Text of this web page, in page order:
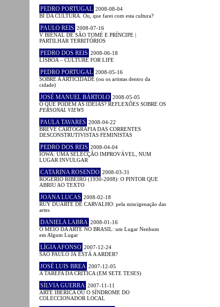
PEDRO PORTUGAL 2008-08-04
BI DA CULTURA. Ou, que farei com esta cultura?
PAULO REIS 2008-07-16
V BIENAL DE SÃO TOMÉ E PRÍNCIPE |
PARTILHAR TERRITÓRIOS
PEDRO DOS REIS 2008-06-18
LISBOA – CULTURE FOR LIFE
PEDRO PORTUGAL 2008-05-16
SOBRE A ARTICIDADE (ou os artistas dentro da
cidade)
JOSÉ MANUEL BÁRTOLO 2008-05-05
O QUE PODEM AS IDEIAS? REFLEXÕES SOBRE OS
PERSONAL VIEWS
PAULA TAVARES 2008-04-22
BREVE CARTOGRAFIA DAS CORRENTES
DESCONSTRUTIVISTAS FEMINISTAS
PEDRO DOS REIS 2008-04-04
IOWA: UMA SELECÇÃO IMPROVÁVEL, NUM
LUGAR INVULGAR
CATARINA ROSENDO 2008-03-31
ROGÉRIO RIBEIRO (1930-2008): O PINTOR QUE
ABRIU AO TEXTO
JOANA LUCAS 2008-02-18
RUY DUARTE DE CARVALHO: pela miscigenação das
artes
DANIELA LABRA 2008-01-16
O MEIO DA ARTE NO BRASIL: um Lugar Nenhum
em Algum Lugar
LÍGIA AFONSO 2007-12-24
SÃO PAULO JÁ ESTÁ A ARDER?
JOSÉ LUIS BREA 2007-12-05
A TAREFA DA CRÍTICA (EM SETE TESES)
SÍLVIA GUERRA 2007-11-11
ARTE IBÉRICA OU O SÍNDROME DO
COLECCIONADOR LOCAL